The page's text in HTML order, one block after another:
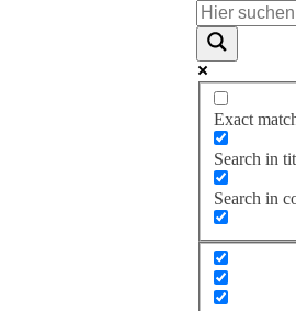
Exact
Search in
Search in